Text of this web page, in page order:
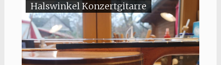
Halswinkel Konzertgitarre